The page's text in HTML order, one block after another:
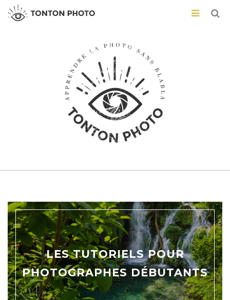
LES TUTORIELS POUR
PHOTOGRAPHES DÉBUTANTS